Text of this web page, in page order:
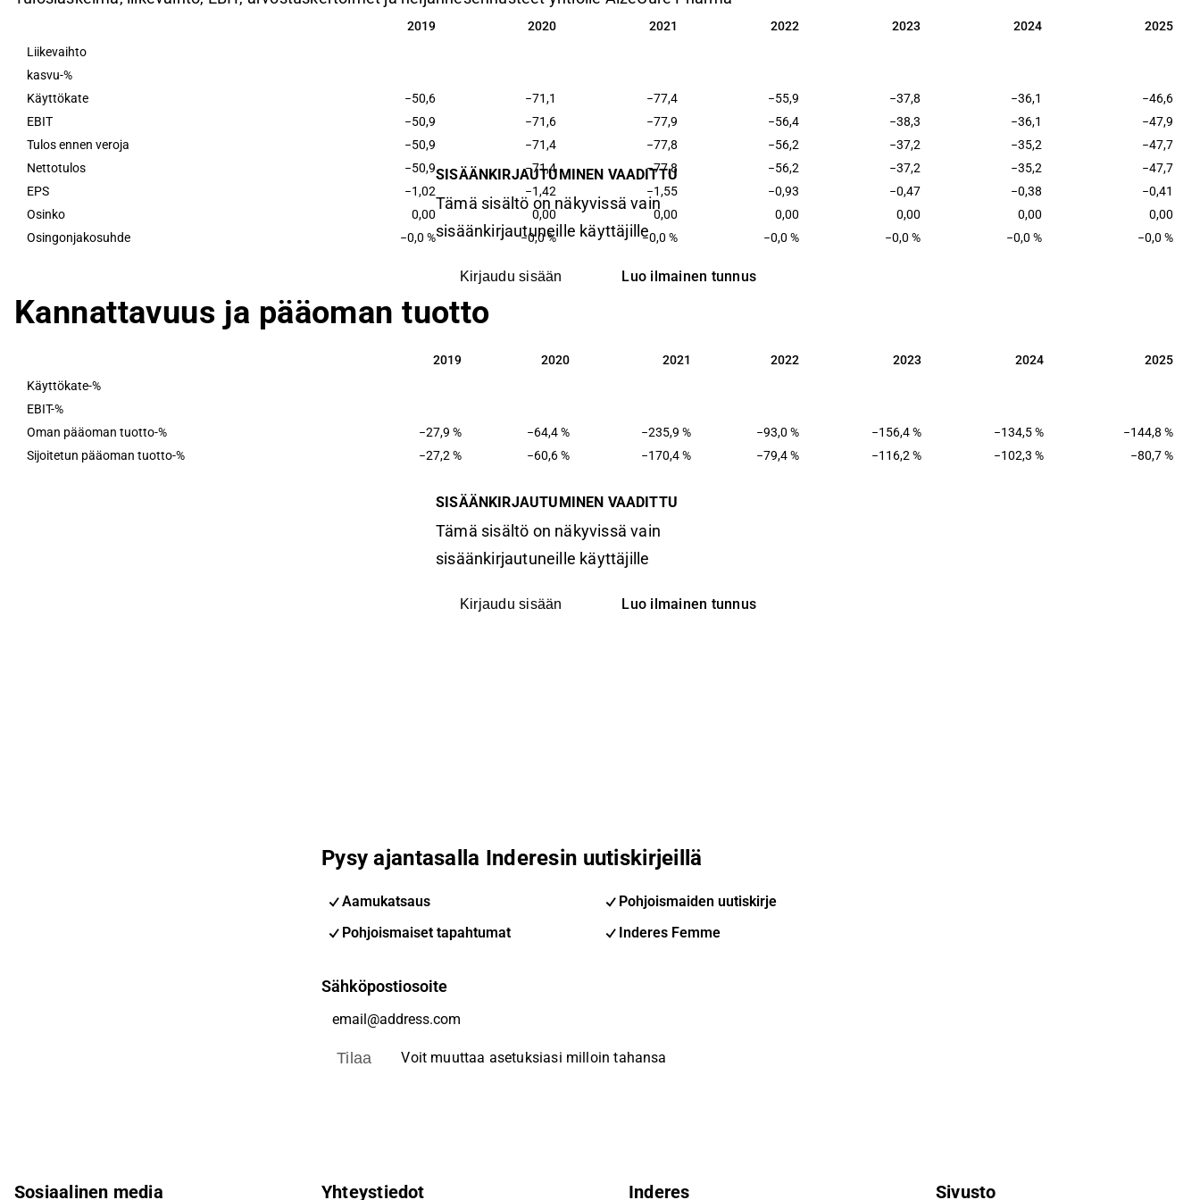
2019 2020 2021 2022 2023 2024 2025
2019 2020 2021 2022 2023 2024
2025
Liikevaihto
kasvu-%
Käyttökate
−50,6 −71,1 −77,4 −55,9 −37,8 −36,1
−46,6
EBIT
−50,9 −71,6 −77,9 −56,4 −38,3 −36,1
−47,9
Tulos ennen veroja
−50,9 −71,4 −77,8 −56,2 −37,2 −35,2
−47,7
Nettotulos
−50,9 −71,4 −77,8 −56,2 −37,2 −35,2
−47,7
EPS
−1,02 −1,42 −1,55 −0,93 −0,47 −0,38
−0,41
Osinko
0,00 0,00 0,00 0,00 0,00 0,00
0,00
Osingonjakosuhde
−0,0 % −0,0 % −0,0 % −0,0 % −0,0 % −0,0 % −0,0 %
SISÄÄNKIRJAUTUMINEN VAADITTU
Tämä sisältö on näkyvissä vain
sisäänkirjautuneille käyttäjille
Kirjaudu sisään Luo ilmainen tunnus
Kannattavuus ja pääoman tuotto
2019 2020 2021 2022 2023 2024 2025
2019 2020 2021 2022 2023 2024
2025
Käyttökate-%
EBIT-%
Oman pääoman tuotto-%
−27,9 % −64,4 % −235,9 % −93,0 % −156,4 % −134,5 %
−144,8 %
Sijoitetun pääoman tuotto-%
−27,2 % −60,6 % −170,4 % −79,4 % −116,2 % −102,3 % −80,7 %
SISÄÄNKIRJAUTUMINEN VAADITTU
Tämä sisältö on näkyvissä vain
sisäänkirjautuneille käyttäjille
Kirjaudu sisään Luo ilmainen tunnus
Pysy ajantasalla Inderesin uutiskirjeillä
Aamukatsaus
Pohjoismaiden uutiskirje
Pohjoismaiset tapahtumat
Inderes Femme
Sähköpostiosoite
Tilaa Voit muuttaa asetuksiasi milloin tahansa
Sosiaalinen media Yhteystiedot Inderes Sivusto